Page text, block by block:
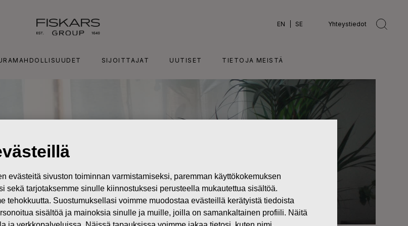
EN SE Yhteystiedot
SIJOITTAJAT UUTISET TIETOJA MEISTÄ
evästeitä sivuston toiminnan varmistamiseksi, paremman käyttökokemuksen
sekä tarjotaksemme sinulle kiinnostuksesi perusteella mukautettua sisältöä.
tehokkuutta. Suostumuksellasi voimme muodostaa evästeillä kerätyistä tiedoista
sisältöä ja mainoksia sinulle ja muille, joilla on samankaltainen profiili. Näitä